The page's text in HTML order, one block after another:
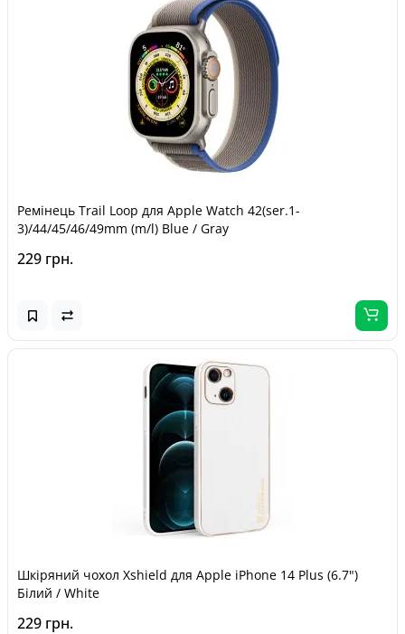
Ремінець Trail Loop для Apple Watch 42(ser.1-
3)/44/45/46/49mm (m/l) Blue / Gray
229 грн.
Шкіряний чохол Xshield для Apple iPhone 14 Plus (6.7")
Білий / White
229 грн.